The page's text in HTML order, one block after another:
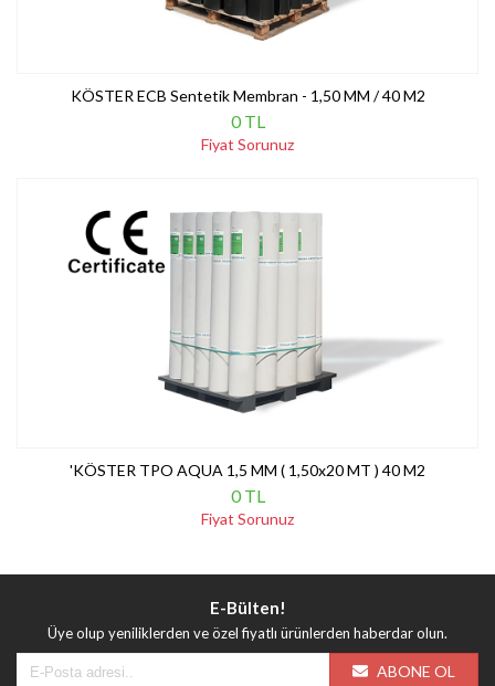
KÖSTER ECB Sentetik Membran - 1,50 MM / 40 M2
0 TL
Fiyat Sorunuz
'KÖSTER TPO AQUA 1,5 MM ( 1,50x20 MT ) 40 M2
0 TL
Fiyat Sorunuz
E-Bülten!
Üye olup yeniliklerden ve özel fiyatlı ürünlerden haberdar olun.
ABONE OL